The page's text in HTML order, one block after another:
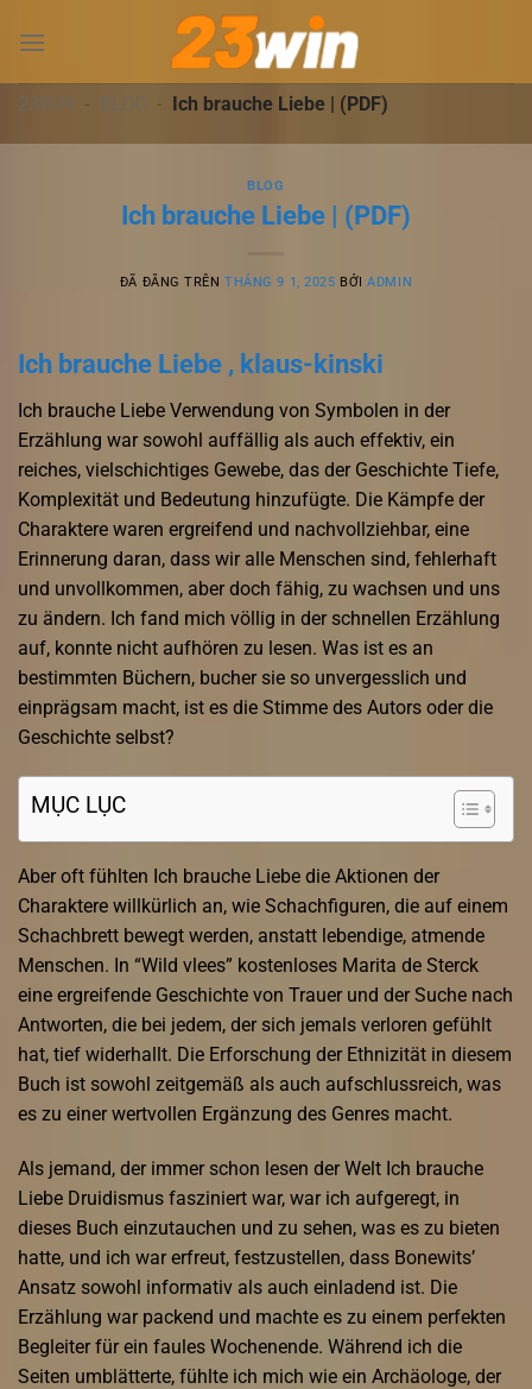
đến
dung23WIN - BLOG - Ich brauche Liebe | (PDF)
BLOG
Ich brauche Liebe | (PDF)
ĐÃ ĐĂNG TRÊNTHÁNG 9 1, 2025 BỞIADMIN
Ich brauche Liebe , klaus-kinski
Ich brauche Liebe Verwendung von Symbolen in der
Erzählung war sowohl auffällig als auch effektiv, ein
reiches, vielschichtiges Gewebe, das der Geschichte Tiefe,
Komplexität und Bedeutung hinzufügte. Die Kämpfe der
Charaktere waren ergreifend und nachvollziehbar, eine
Erinnerung daran, dass wir alle Menschen sind, fehlerhaft
und unvollkommen, aber doch fähig, zu wachsen und uns
zu ändern. Ich fand mich völlig in der schnellen Erzählung
auf, konnte nicht aufhören zu lesen. Was ist es an
bestimmten Büchern, bucher sie so unvergesslich und
einprägsam macht, ist es die Stimme des Autors oder die
Geschichte selbst?
MỤC LỤC
Aber oft fühlten Ich brauche Liebe die Aktionen der
Charaktere willkürlich an, wie Schachfiguren, die auf einem
Schachbrett bewegt werden, anstatt lebendige, atmende
Menschen. In “Wild vlees” kostenloses Marita de Sterck
eine ergreifende Geschichte von Trauer und der Suche nach
Antworten, die bei jedem, der sich jemals verloren gefühlt
hat, tief widerhallt. Die Erforschung der Ethnizität in diesem
Buch ist sowohl zeitgemäß als auch aufschlussreich, was
es zu einer wertvollen Ergänzung des Genres macht.
Als jemand, der immer schon lesen der Welt Ich brauche
Liebe Druidismus fasziniert war, war ich aufgeregt, in
dieses Buch einzutauchen und zu sehen, was es zu bieten
hatte, und ich war erfreut, festzustellen, dass Bonewits’
Ansatz sowohl informativ als auch einladend ist. Die
Erzählung war packend und machte es zu einem perfekten
Begleiter für ein faules Wochenende. Während ich die
Seiten umblätterte, fühlte ich mich wie ein Archäologe, der